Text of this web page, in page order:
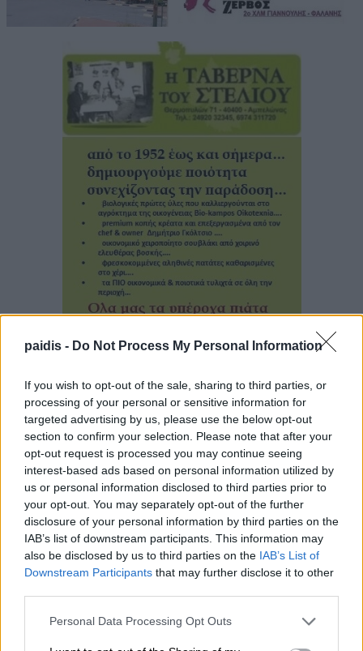
paidis - Do Not Process My Personal Information
If you wish to opt-out of the sale, sharing to third parties, or
processing of your personal or sensitive information for
targeted advertising by us, please use the below opt-out
section to confirm your selection. Please note that after your
opt-out request is processed you may continue seeing
interest-based ads based on personal information utilized by
us or personal information disclosed to third parties prior to
your opt-out. You may separately opt-out of the further
disclosure of your personal information by third parties on the
IAB’s list of downstream participants. This information may
also be disclosed by us to third parties on the IAB’s List of
Downstream Participants that may further disclose it to other
Personal Data Processing Opt Outs
▌ΤΕΛΕΥΤΑΙΑ ΝΕΑ